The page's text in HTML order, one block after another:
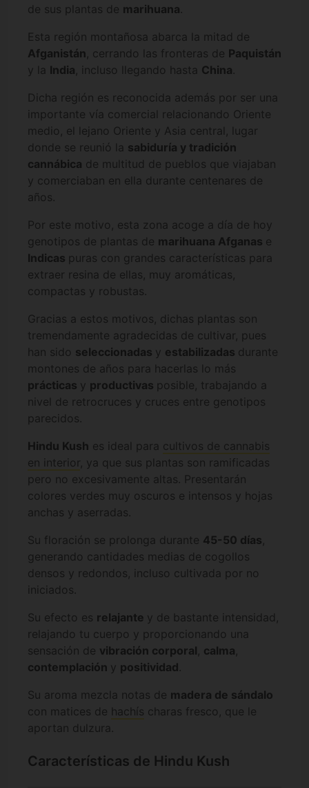
de sus plantas de marihuana
Esta región montañosa abarca la mitad de
Afganistán , cerrando las fronteras de Paquistán
y la India , incluso llegando hasta China
Dicha región es reconocida además por ser una
importante vía comercial relacionando Oriente
medio, el lejano Oriente y Asia central, lugar
donde se reunió la sabiduría y tradición
cannábica de multitud de pueblos que viajaban
y comerciaban en ella durante centenares de
años.
Por este motivo, esta zona acoge a día de hoy
genotipos de plantas de marihuana Afganas e
Indicas puras con grandes características para
extraer resina de ellas, muy aromáticas,
compactas y robustas.
Gracias a estos motivos, dichas plantas son
tremendamente agradecidas de cultivar, pues
han sido seleccionadas y estabilizadas durante
montones de años para hacerlas lo más
prácticas y productivas posible, trabajando a
nivel de retrocruces y cruces entre genotipos
parecidos.
Hindu Kush es ideal para cultivos de cannabis
en interior
, ya que sus plantas son ramificadas
pero no excesivamente altas. Presentarán
colores verdes muy oscuros e intensos y hojas
anchas y aserradas.
Su floración se prolonga durante 45-50 días
generando cantidades medias de cogollos
densos y redondos, incluso cultivada por no
iniciados.
Su efecto es relajante y de bastante intensidad,
relajando tu cuerpo y proporcionando una
sensación de vibración corporal calma
contemplación y positividad
Su aroma mezcla notas de madera de sándalo
con matices de hachís charas fresco, que le
aportan dulzura.
Características de Hindu Kush